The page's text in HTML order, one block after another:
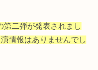
第二弾が発表されまし
情報はありませんでし